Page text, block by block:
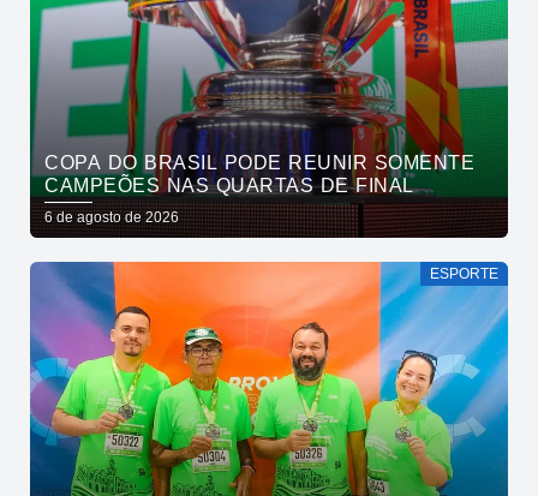
COPA DO BRASIL PODE REUNIR SOMENTE
CAMPEÕES NAS QUARTAS DE FINAL
6 de agosto de 2026
ESPORTE